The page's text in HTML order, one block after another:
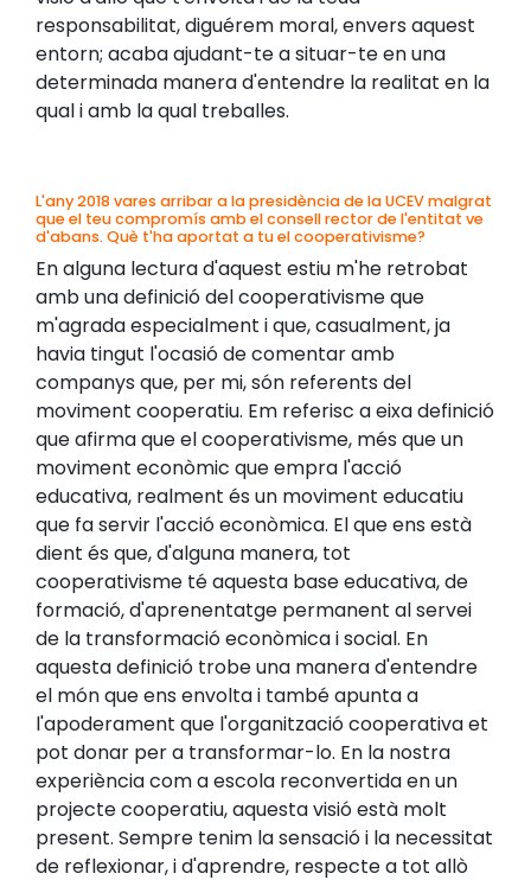
responsabilitat, diguérem moral, envers aquest
entorn; acaba ajudant-te a situar-te en una
determinada manera d'entendre la realitat en la
qual i amb la qual treballes.
L'any 2018 vares arribar a la presidència de la UCEV malgrat
que el teu compromís amb el consell rector de l'entitat ve
d'abans. Què t'ha aportat a tu el cooperativisme?
En alguna lectura d'aquest estiu m'he retrobat
amb una definició del cooperativisme que
m'agrada especialment i que, casualment, ja
havia tingut l'ocasió de comentar amb
companys que, per mi, són referents del
moviment cooperatiu. Em referisc a eixa definició
que afirma que el cooperativisme, més que un
moviment econòmic que empra l'acció
educativa, realment és un moviment educatiu
que fa servir l'acció econòmica. El que ens està
dient és que, d'alguna manera, tot
cooperativisme té aquesta base educativa, de
formació, d'aprenentatge permanent al servei
de la transformació econòmica i social. En
aquesta definició trobe una manera d'entendre
el món que ens envolta i també apunta a
l'apoderament que l'organització cooperativa et
pot donar per a transformar-lo. En la nostra
experiència com a escola reconvertida en un
projecte cooperatiu, aquesta visió està molt
present. Sempre tenim la sensació i la necessitat
de reflexionar, i d'aprendre, respecte a tot allò